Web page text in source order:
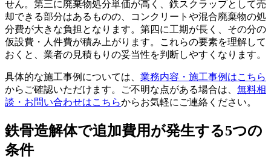
せん。第三に廃棄物処分単価が高く、鉄スクラップとして売
却できる部分はあるものの、コンクリートや混合廃棄物の処
分費が大きな負担となります。第四に工期が長く、その分の
仮設費・人件費が積み上がります。これらの要素を理解して
おくと、業者の見積もりの妥当性を判断しやすくなります。
具体的な施工事例については、 業務内容・施工事例はこちら
からご確認いただけます。ご不明な点がある場合は、 無料相
談・お問い合わせはこちらからお気軽にご連絡ください。
鉄骨造解体で追加費用が発生する5つの
条件